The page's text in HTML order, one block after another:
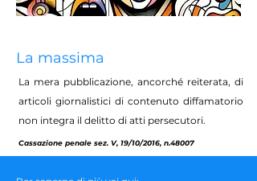
La massima
La mera pubblicazione, ancorché reiterata, di
articoli giornalistici di contenuto diffamatorio
non integra il delitto di atti persecutori.
Cassazione penale sez. V, 19/10/2016, n.48007